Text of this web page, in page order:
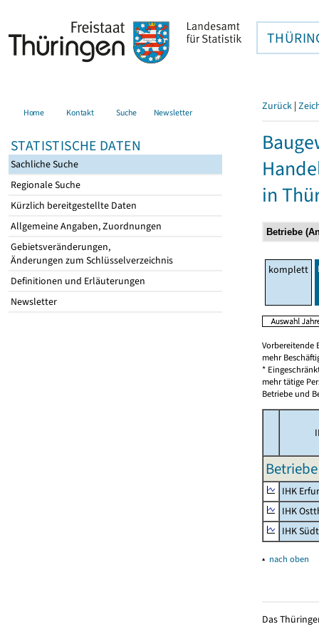
Home Kontakt Suche Newsletter
STATISTISCHE DATEN
Sachliche Suche
Regionale Suche
Kürzlich bereitgestellte Daten
Allgemeine Angaben, Zuordnungen
Gebietsveränderungen,
Änderungen zum Schlüsselverzeichnis
Definitionen und Erläuterungen
Newsletter
Zurück |
in
komplett
Vorbereitende
mehr
*
mehr tätige
Betriebe und
IHK
IHK
IHK
▴ nach oben
Das